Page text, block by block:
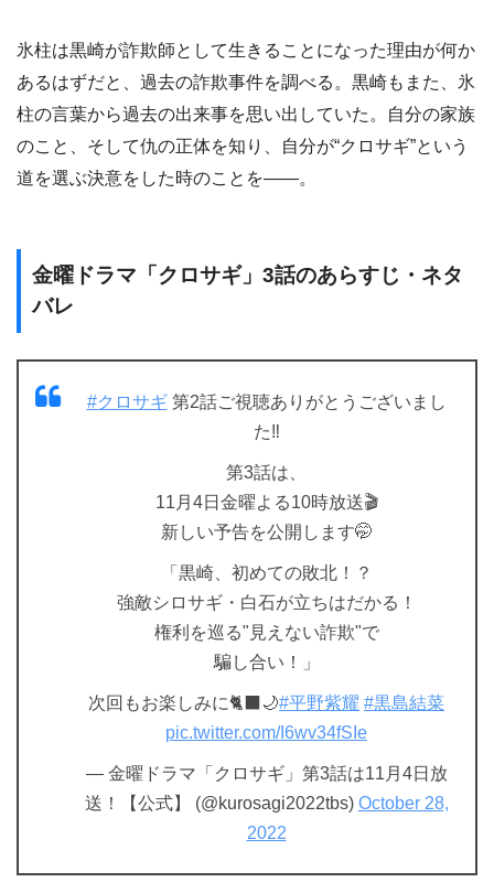
氷柱は黒崎が詐欺師として生きることになった理由が何か
あるはずだと、過去の詐欺事件を調べる。黒崎もまた、氷
柱の言葉から過去の出来事を思い出していた。自分の家族
のこと、そして仇の正体を知り、自分が“クロサギ”という
道を選ぶ決意をした時のことを――。
金曜ドラマ「クロサギ」3話のあらすじ・ネタ
バレ
#クロサギ第2話ご視聴ありがとうございまし
た‼️
第3話は、
11月4日金曜よる10時放送🎬
新しい予告を公開します🤭
「黒崎、初めての敗北！？
強敵シロサギ・白石が立ちはだかる！
権利を巡る"見えない詐欺"で
騙し合い！」
次回もお楽しみに🐈‍⬛🌙#平野紫耀 #黒島結菜
pic.twitter.com/I6wv34fSIe
— 金曜ドラマ「クロサギ」第3話は11月4日放
送！【公式】 (@kurosagi2022tbs) October 28,
2022